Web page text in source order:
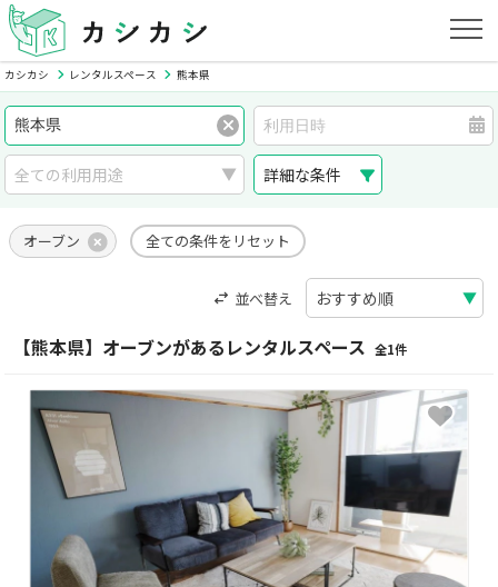
カシカシ レンタルスペース 熊本県
詳細な条件
オーブン 全ての条件をリセット
並べ替え
【熊本県】オーブンがあるレンタルスペース 全1件